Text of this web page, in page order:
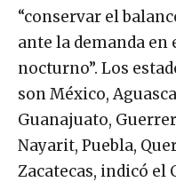
“conservar el
ante la demanda
nocturno”. Los
son México,
Guanajuato,
Nayarit, Puebla,
Zacatecas, indicó el